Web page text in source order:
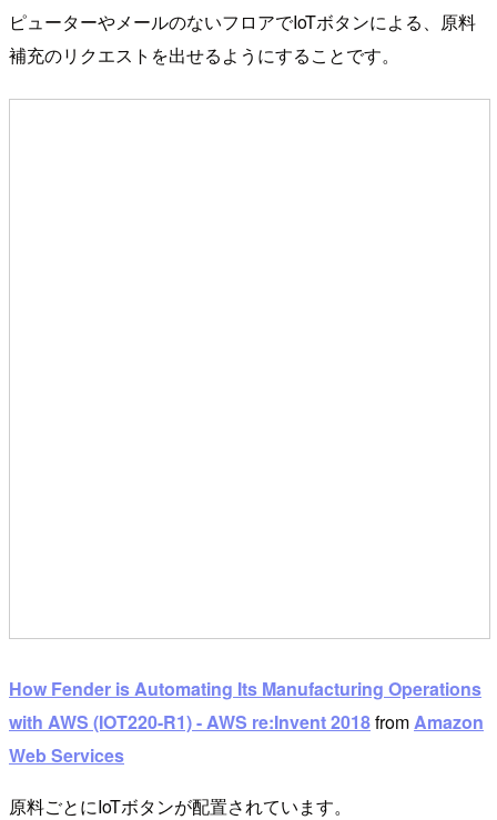
ピューターやメールのないフロアでIoTボタンによる、原料
補充のリクエストを出せるようにすることです。
How Fender is Automating Its Manufacturing Operations
with AWS (IOT220-R1) - AWS re:Invent 2018fromAmazon
Web Services
原料ごとにIoTボタンが配置されています。